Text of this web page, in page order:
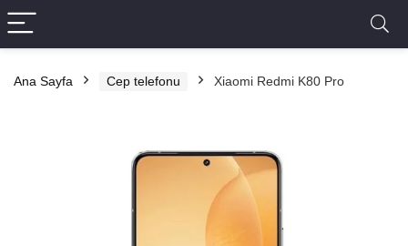
Ana Sayfa Cep telefonu Xiaomi Redmi K80 Pro